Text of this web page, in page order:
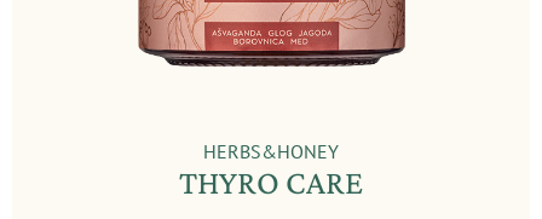
HERBS&HONEY
THYRO CARE